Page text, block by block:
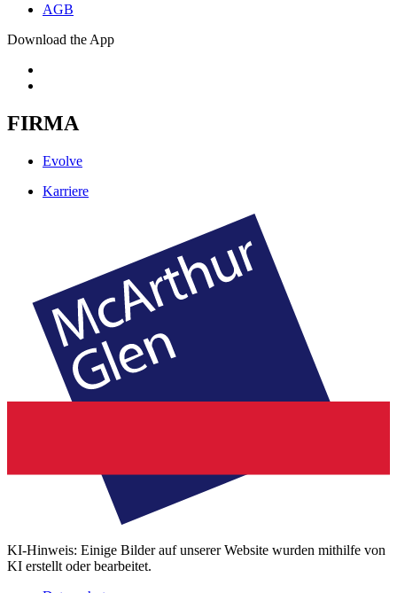
AGB
Download the App
FIRMA
Evolve
Karriere
KI-Hinweis: Einige Bilder auf unserer Website wurden mithilfe von
KI erstellt oder bearbeitet.